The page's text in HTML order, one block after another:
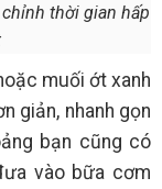
thời gian hấp
muối ớt xanh
giản, nhanh gọn
bạn cũng có
vào bữa cơm